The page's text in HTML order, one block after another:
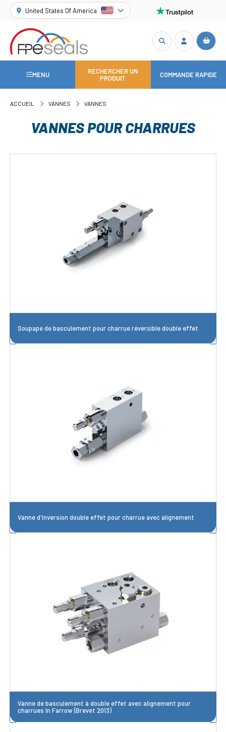
United States Of America
MENU
RECHERCHER UN
PRODUIT
COMMANDE RAPIDE
ACCUEIL VANNES VANNES
VANNES POUR CHARRUES
Soupape de basculement pour charrue réversible double effet
Vanne d'inversion double effet pour charrue avec alignement
Vanne de basculement à double effet avec alignement pour
charrues In Farrow (Brevet 2013)